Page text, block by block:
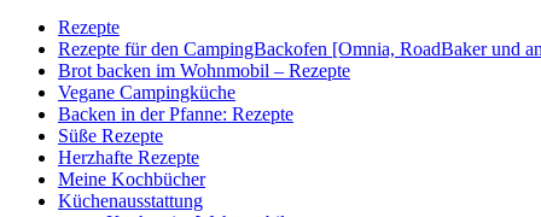
Rezepte
Rezepte für den CampingBackofen [Omnia, RoadBaker und
Brot backen im Wohnmobil – Rezepte
Vegane Campingküche
Backen in der Pfanne: Rezepte
Süße Rezepte
Herzhafte Rezepte
Meine Kochbücher
Küchenausstattung